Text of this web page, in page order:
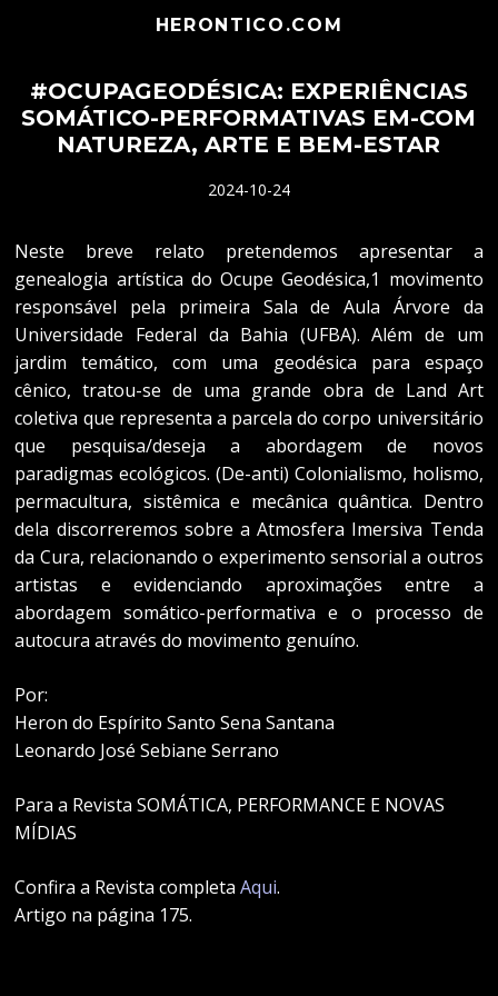
HERONTICO.COM
#OCUPAGEODÉSICA: EXPERIÊNCIAS
SOMÁTICO-PERFORMATIVAS EM-COM
NATUREZA, ARTE E BEM-ESTAR
2024-10-24
Neste breve relato pretendemos apresentar a
genealogia artística do Ocupe Geodésica,1 movimento
responsável pela primeira Sala de Aula Árvore da
Universidade Federal da Bahia (UFBA). Além de um
jardim temático, com uma geodésica para espaço
cênico, tratou-se de uma grande obra de Land Art
coletiva que representa a parcela do corpo universitário
que pesquisa/deseja a abordagem de novos
paradigmas ecológicos. (De-anti) Colonialismo, holismo,
permacultura, sistêmica e mecânica quântica. Dentro
dela discorreremos sobre a Atmosfera Imersiva Tenda
da Cura, relacionando o experimento sensorial a outros
artistas e evidenciando aproximações entre a
abordagem somático-performativa e o processo de
autocura através do movimento genuíno.
Por:
Heron do Espírito Santo Sena Santana
Leonardo José Sebiane Serrano
Para a Revista SOMÁTICA, PERFORMANCE E NOVAS
MÍDIAS
Confira a Revista completaAqui.
Artigo na página 175.